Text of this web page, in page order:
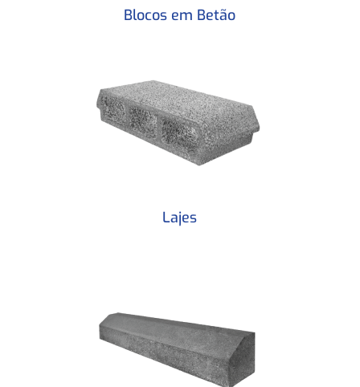
Blocos em Betão
Lajes